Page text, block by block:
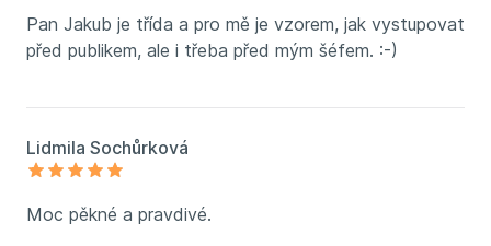
Pan Jakub je třída a pro mě je vzorem, jak vystupovat
před publikem, ale i třeba před mým šéfem. :-)
Lidmila Sochůrková
Moc pěkné a pravdivé.